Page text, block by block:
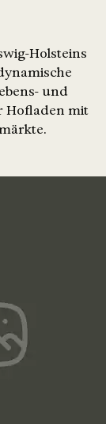
Holsteins
und
Hofladen mit